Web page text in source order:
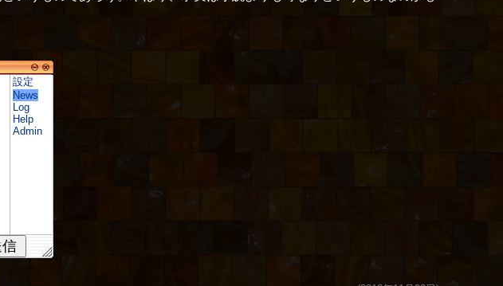
設定
News
Log
Help
Admin